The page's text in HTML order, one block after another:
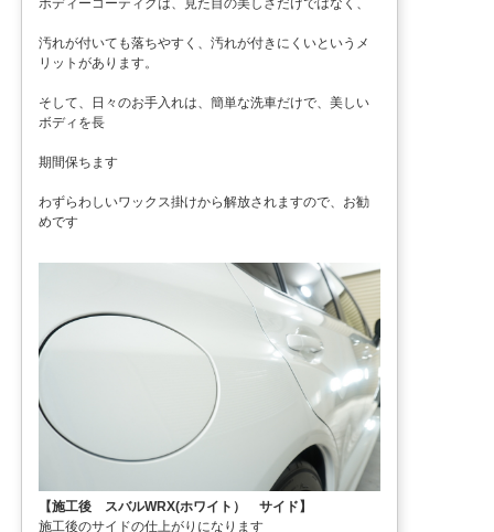
ボディーコーティグは、見た目の美しさだけではなく、
汚れが付いても落ちやすく、汚れが付きにくいというメ
リットがあります。
そして、日々のお手入れは、簡単な洗車だけで、美しい
ボディを長
期間保ちます
わずらわしいワックス掛けから解放されますので、お勧
めです
【施工後 スバルWRX(ホワイト） サイド】
施工後のサイドの仕上がりになります